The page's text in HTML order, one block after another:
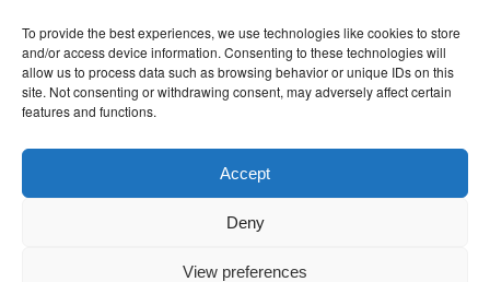
To provide the best experiences, we use technologies like cookies to store
and/or access device information. Consenting to these technologies will
allow us to process data such as browsing behavior or unique IDs on this
site. Not consenting or withdrawing consent, may adversely affect certain
features and functions.
Accept
Deny
View preferences
Gunaratneonඅභිධර්මයේ මූලික කරුණු අංක: 46 (හෘදය, ජීවිත,
ආහාර රූප) 02-05-2026
Proudly powered by WordPress